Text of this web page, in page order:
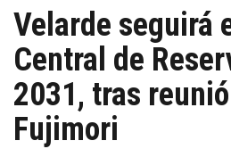
Velarde seguirá
Central de
2031, tras
Fujimori